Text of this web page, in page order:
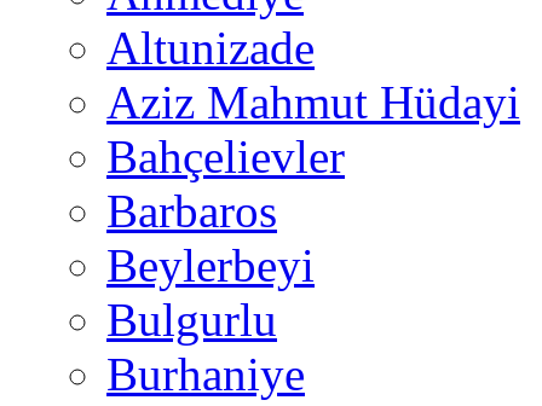
Altunizade
Aziz Mahmut Hüdayi
Bahçelievler
Barbaros
Beylerbeyi
Bulgurlu
Burhaniye